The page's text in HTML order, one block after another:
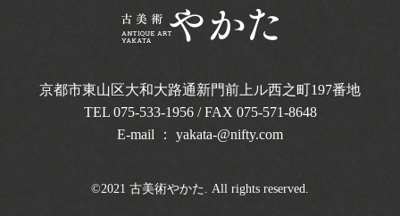
京都市東山区大和大路通新門前上ル西之町197番地
TEL 075-533-1956/ FAX 075-571-8648
E-mail ： yakata-@nifty.com
©2021 古美術やかた. All rights reserved.